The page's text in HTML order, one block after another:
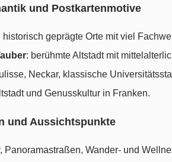
und Postkartenmotive
historisch geprägte Orte mit viel
: berühmte Altstadt mit
Neckar, klassische
und Genusskultur in Franken.
und Aussichtspunkte
Panoramastraßen, Wander- und